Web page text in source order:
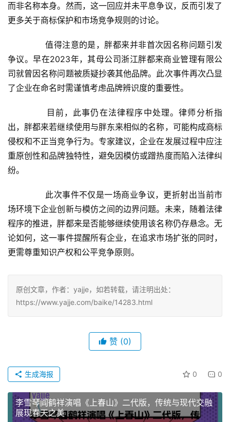
而非名称本身。然而，这一回应并未平息争议，反而引发了
更多关于商标保护和市场竞争规则的讨论。
争议。早在2023年，其母公司浙江胖都来商业管理有限公
司就曾因名称问题被质疑抄袭其他品牌。此次事件再次凸显
了企业在命名时需谨慎考虑品牌辨识度的重要性。
出，胖都来若继续使用与胖东来相似的名称，可能构成商标
侵权和不正当竞争行为。专家建议，企业在发展过程中应注
重原创性和品牌独特性，避免因模仿或蹭热度而陷入法律纠
纷。
场环境下企业创新与模仿之间的边界问题。未来，随着法律
程序的推进，胖都来是否能够继续使用该名称仍存悬念。无
论如何，这一事件提醒所有企业，在追求市场扩张的同时，
更需尊重知识产权和公平竞争原则。
原创文章，作者：yajje，如若转载，请注明出处：
https://www.yajje.com/baike/14283.html
赞 (0)
0 0
生成海报
李雪琴阎鹤祥演唱《上春山》二代版，传统与现代交融
展现春天之美